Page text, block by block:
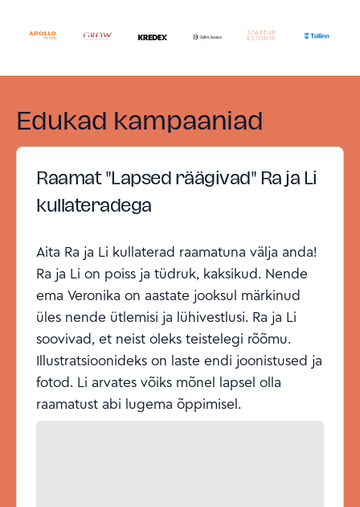
Edukad kampaaniad
Raamat "Lapsed räägivad" Ra ja Li
kullateradega
Aita Ra ja Li kullaterad raamatuna välja anda!
Ra ja Li on poiss ja tüdruk, kaksikud. Nende
ema Veronika on aastate jooksul märkinud
üles nende ütlemisi ja lühivestlusi. Ra ja Li
soovivad, et neist oleks teistelegi rõõmu.
Illustratsioonideks on laste endi joonistused ja
fotod. Li arvates võiks mõnel lapsel olla
raamatust abi lugema õppimisel.